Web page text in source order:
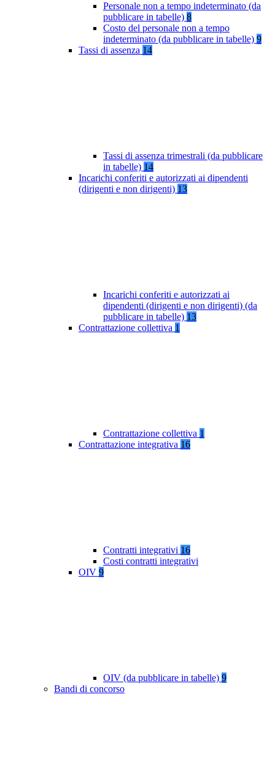
Personale non a tempo indeterminato (da
pubblicare in tabelle) 8
Costo del personale non a tempo
indeterminato (da pubblicare in tabelle) 9
Tassi di assenza 14
Tassi di assenza trimestrali (da pubblicare
in tabelle) 14
Incarichi conferiti e autorizzati ai dipendenti
(dirigenti e non dirigenti) 13
Incarichi conferiti e autorizzati ai
dipendenti (dirigenti e non dirigenti) (da
pubblicare in tabelle) 13
Contrattazione collettiva 1
Contrattazione collettiva 1
Contrattazione integrativa 16
Contratti integrativi 16
Costi contratti integrativi
OIV 9
OIV (da pubblicare in tabelle) 9
Bandi di concorso